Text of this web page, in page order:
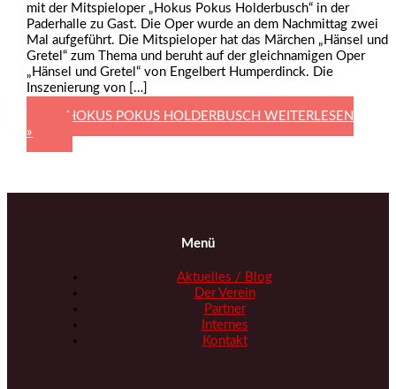
mit der Mitspieloper „Hokus Pokus Holderbusch“ in der
Paderhalle zu Gast. Die Oper wurde an dem Nachmittag zwei
Mal aufgeführt. Die Mitspieloper hat das Märchen „Hänsel und
Gretel“ zum Thema und beruht auf der gleichnamigen Oper
„Hänsel und Gretel“ von Engelbert Humperdinck. Die
Inszenierung von […]
HOKUS POKUS HOLDERBUSCH WEITERLESEN
»
Menü
Aktuelles / Blog
Der Verein
Partner
Internes
Kontakt